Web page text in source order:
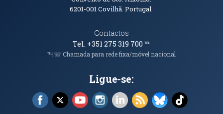
6201-001Covilhã. Portugal.
Contactos
Tel. +351 275 319 700℡
℡|☏ Chamada para rede fixa/móvel nacional
Ligue-se:
Facebook (abre em nova janela)
X (abre em nova janela)
YouTube (abre em nova janela)
Instagram (abre em nova janela)
LinkedIn (abre em nova
RSS (abre em nova
Bluesky (abre
TikTok